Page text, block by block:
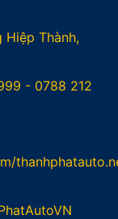
Hiệp Thành,
- 0788 212